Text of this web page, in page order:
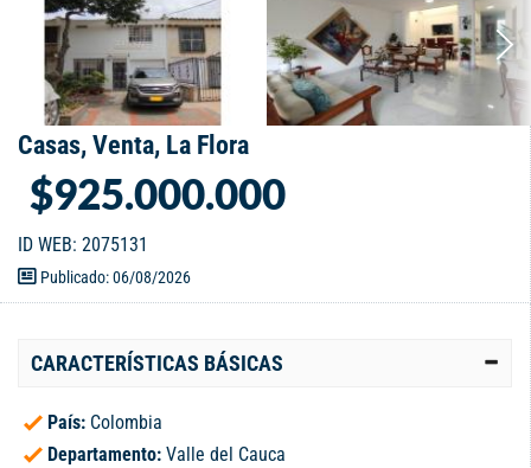
Casas, Venta, La Flora
$925.000.000
ID WEB: 2075131
Publicado: 06/08/2026
CARACTERÍSTICAS BÁSICAS
País: Colombia
Departamento: Valle del Cauca